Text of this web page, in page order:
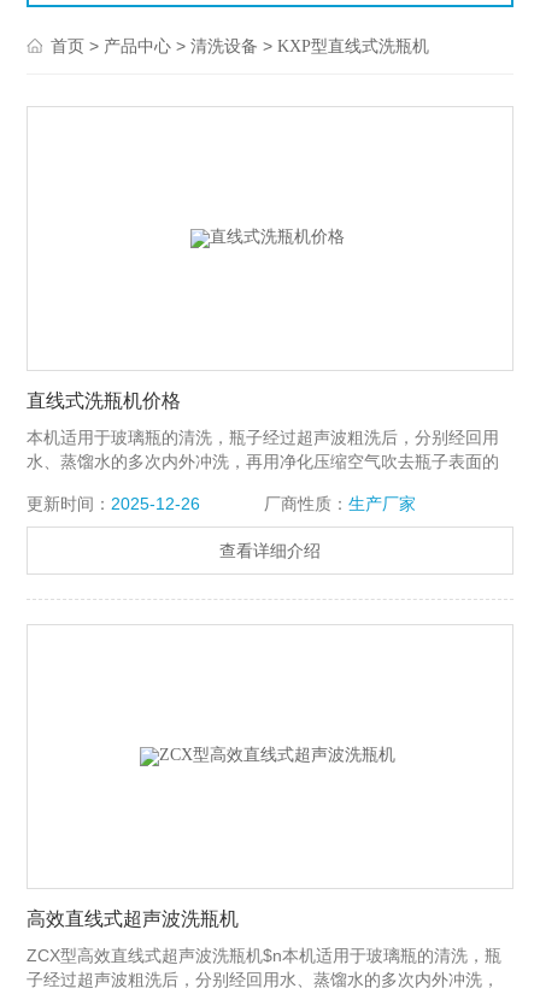
首页 > 产品中心 >清洗设备 >KXP型直线式洗瓶机
直线式洗瓶机价格
本机适用于玻璃瓶的清洗，瓶子经过超声波粗洗后，分别经回用
水、蒸馏水的多次内外冲洗，再用净化压缩空气吹去瓶子表面的
靠，符合GMP要求，是制药企业和保健品生产厂家的理想设备。
更新时间： 2025-12-26 厂商性质： 生产厂家
查看详细介绍
高效直线式超声波洗瓶机
ZCX型高效直线式超声波洗瓶机$n本机适用于玻璃瓶的清洗，瓶
子经过超声波粗洗后，分别经回用水、蒸馏水的多次内外冲洗，